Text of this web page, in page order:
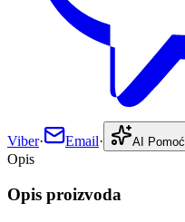
Viber· Email· AI Pomoć
Opis
Opis proizvoda